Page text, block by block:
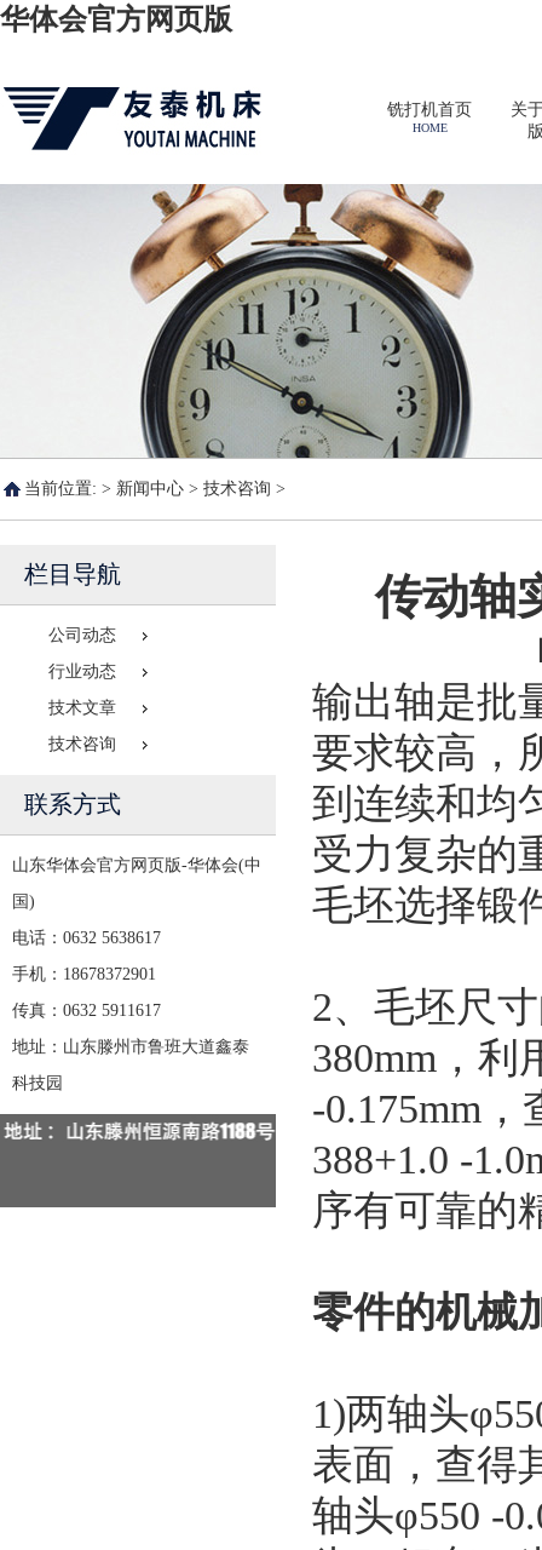
华体会官方网页版
铣打机首页
HOME
关
当前位置: > 新闻中心 > 技术咨询 >
栏目导航
公司动态
行业动态
技术文章
技术咨询
联系方式
山东华体会官方网页版-华体会(中
国)
电话：0632 5638617
手机：18678372901
传真：0632 5911617
地址：山东滕州市鲁班大道鑫泰
科技园
传动轴
输出轴是批
要求较高，
到连续和均
受力复杂的
毛坯选择锻
2、毛坯尺
380mm，利
-0.175mm
388+1.0 -
序有可靠的
零件的机械
1)两轴头
表面，查得
轴头φ550 -